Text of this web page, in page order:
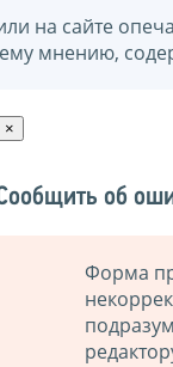
на сайте
мнению,
×
об
Форма